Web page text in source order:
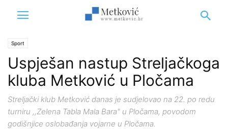
Sport
Uspješan nastup Streljačkoga
kluba Metković u Pločama
Streljački klub Metković danas je sudjelovao na 22. po redu
turniru ,,Zelena Tabla Mala Bara" u Pločama, povodom
godišnjice oslobađanja vojarne u Pločama.